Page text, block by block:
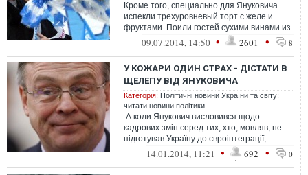
Кроме того, специально для Януковича
испекли трехуровневый торт с желе и
фруктами. Поили гостей сухими винами из
белых и красных сортов крымского вино...
09.07.2014, 14:50 • 2601 • 8
У КОЖАРИ ОДИН СТРАХ - ДІСТАТИ В
ЩЕЛЕПУ ВІД ЯНУКОВИЧА
Категорія: Політичні новини України та світу:
читати новини політики
А коли Янукович висловився щодо
кадрових змін серед тих, хто, мовляв, не
підготував Україну до євроінтеграції,
Леонід Кожара виступив у ролі &ld...
14.01.2014, 11:21 • 692 • 0